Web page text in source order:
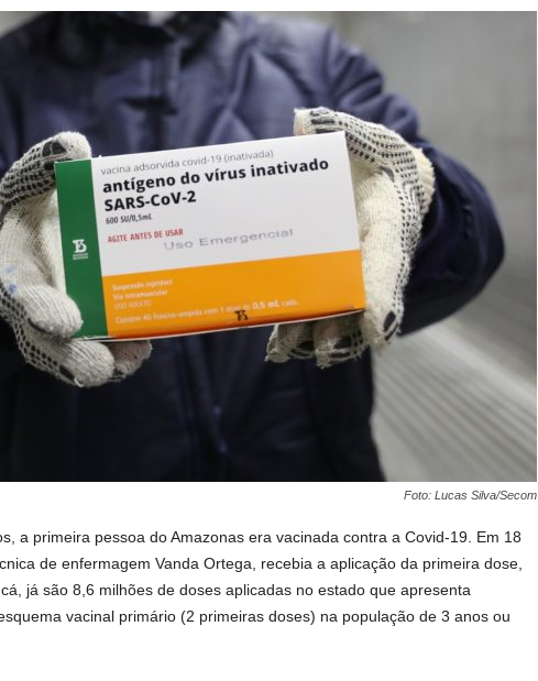
Foto: Lucas Silva/Secom
a primeira pessoa do Amazonas era vacinada contra a Covid-19. Em 18
de enfermagem Vanda Ortega, recebia a aplicação da primeira dose,
já são 8,6 milhões de doses aplicadas no estado que apresenta
vacinal primário (2 primeiras doses) na população de 3 anos ou